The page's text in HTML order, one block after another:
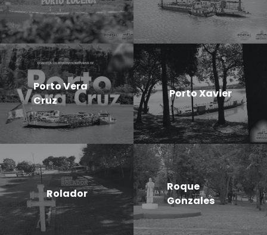
Porto Vera
Cruz
Porto Xavier
Rolador
Roque
Gonzales